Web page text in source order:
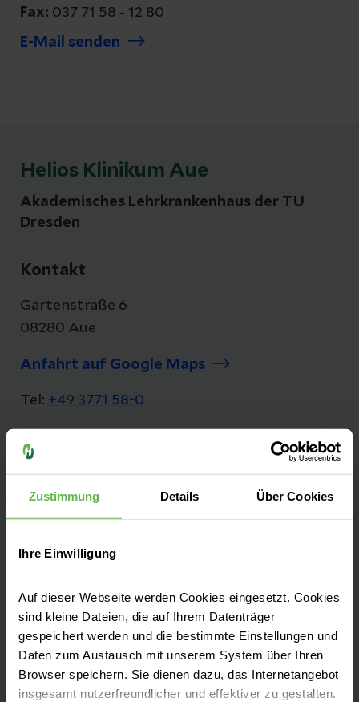
Zustimmung Details Über Cookies
Ihre Einwilligung
Auf dieser Webseite werden Cookies eingesetzt. Cookies
sind kleine Dateien, die auf Ihrem Datenträger
gespeichert werden und die bestimmte Einstellungen und
Daten zum Austausch mit unserem System über Ihren
Browser speichern. Sie dienen dazu, das Internetangebot
insgesamt nutzerfreundlicher und effektiver zu gestalten.
Fax: 037 71 58 - 12 80
E-Mail senden
Helios Klinikum Aue
Akademisches Lehrkrankenhaus der TU
Dresden
Kontakt
Gartenstraße 6
08280 Aue
Anfahrt auf Google Maps
Tel: +49 3771 58-0
E-Mail senden
Ihr Schwerpunktversorger im Erzgebirge
Im ehemaligen Stadtkrankenhaus von Aue
vereinen wir Tradition und Geschichte mit
innovativer, hochmoderner Medizin.